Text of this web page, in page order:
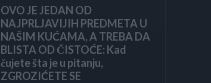
OVO JE JEDAN OD
NAJPRLJAVIJIH PREDMETA U
NAŠIM KUĆAMA, A TREBA DA
BLISTA OD ČISTOĆE: Kad
čujete šta je u pitanju,
ZGROZIĆETE SE